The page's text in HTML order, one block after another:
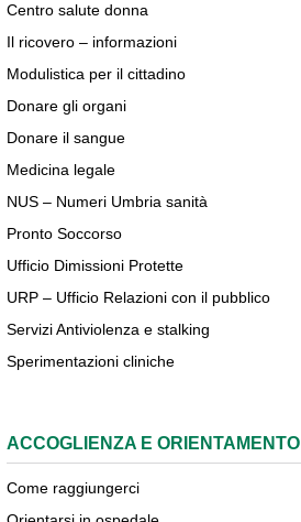
Centro salute donna
Il ricovero – informazioni
Modulistica per il cittadino
Donare gli organi
Donare il sangue
Medicina legale
NUS – Numeri Umbria sanità
Pronto Soccorso
Ufficio Dimissioni Protette
URP – Ufficio Relazioni con il pubblico
Servizi Antiviolenza e stalking
Sperimentazioni cliniche
ACCOGLIENZA E ORIENTAMENTO
Come raggiungerci